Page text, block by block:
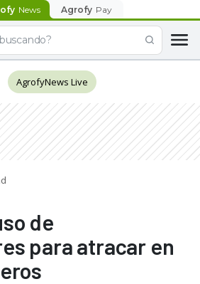
News Agrofy Pay
AgrofyNews Live
de
para atracar en